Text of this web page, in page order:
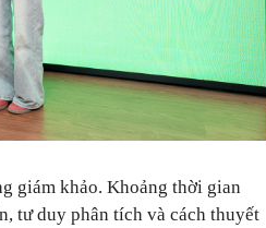
giám khảo. Khoảng thời gian
tư duy phân tích và cách thuyết